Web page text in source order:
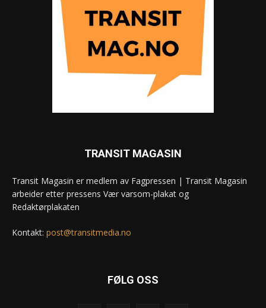
TRANSIT MAGASIN
Transit Magasin er medlem av Fagpressen | Transit Magasin
arbeider etter pressens Vær varsom-plakat og
Redaktørplakaten
Kontakt: post@transitmedia.no
FØLG OSS